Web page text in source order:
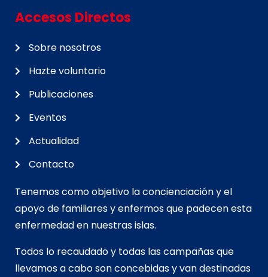
Accesos Directos
Sobre nosotros
Hazte voluntario
Publicaciones
Eventos
Actualidad
Contacto
Tenemos como objetivo la concienciación y el
apoyo de familiares y enfermos que padecen esta
enfermedad en nuestras islas.
Todos lo recaudado y todas las campañas que
llevamos a cabo son concebidas y van destinadas